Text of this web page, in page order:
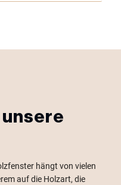
hängt von vielen
auf die Holzart, die